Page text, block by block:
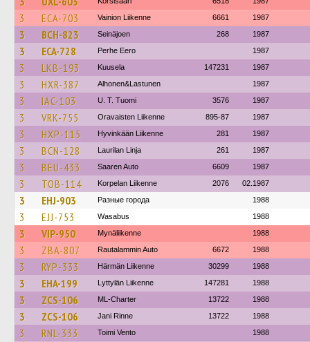
3 ECA-703 Vainion Liikenne 6661 1987
3 BCH-823 Seinäjoen 268 1987
3 ECA-728 Perhe Eero 1987
3 LKB-193 Kuusela 147231 1987
3 HXR-387 Alhonen&Lastunen 1987
3 IAC-103 U. T. Tuomi 3576 1987
3 VRK-755 Oravaisten Liikenne 895-87 1987
3 HXP-115 Hyvinkään Liikenne 281 1987
3 BCN-128 Laurilan Linja 261 1987
3 BEU-433 Saaren Auto 6609 1987
3 TOB-114 Korpelan Liikenne 2076 02.1987
3 EHJ-903 Разные города 1988
3 EJJ-753 Wasabus 1988
3 VIP-950 Mynäliikenne 1988
3 ZBA-807 Rautalammin Auto 6672 1988
3 RYP-333 Härmän Liikenne 30299 1988
3 EHA-199 Lyttylän Liikenne 147281 1988
3 ZCS-106 ML-Charter 13722 1988
3 ZCS-106 Jani Rinne 13722 1988
3 RNL-333 Toimi Vento 1988